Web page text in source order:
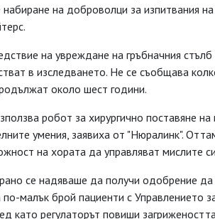
на доброволци за изпитвания
на увреждане на гръбначния
в изследването. Не се съобщава
около шест години.
робот за хирургично поставяне
умения, заявиха от "Нюралинк".
на хората да управляват мислите
се надяваше да получи одобрение
по-малък брой пациенти с Управлението
като регулаторът повиши